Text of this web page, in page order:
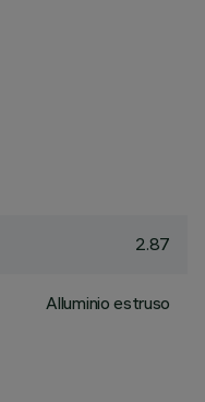
2.87
Alluminio estruso